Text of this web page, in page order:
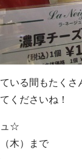
いる間もたくさ
くださいね！
ュ☆
木）まで